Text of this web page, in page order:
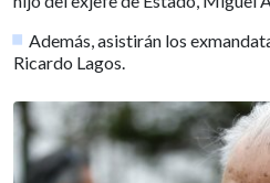
Además, asistirán los
Ricardo Lagos.